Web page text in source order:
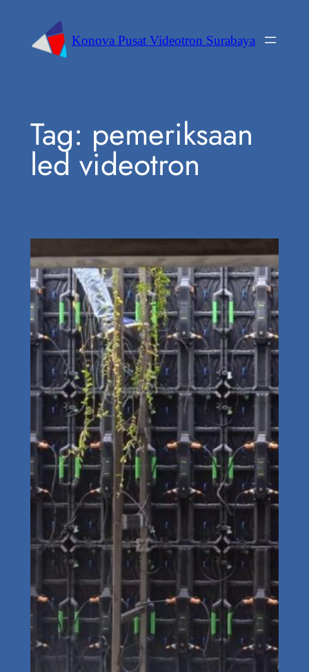
Konova Pusat Videotron Surabaya
Tag: pemeriksaan
led videotron